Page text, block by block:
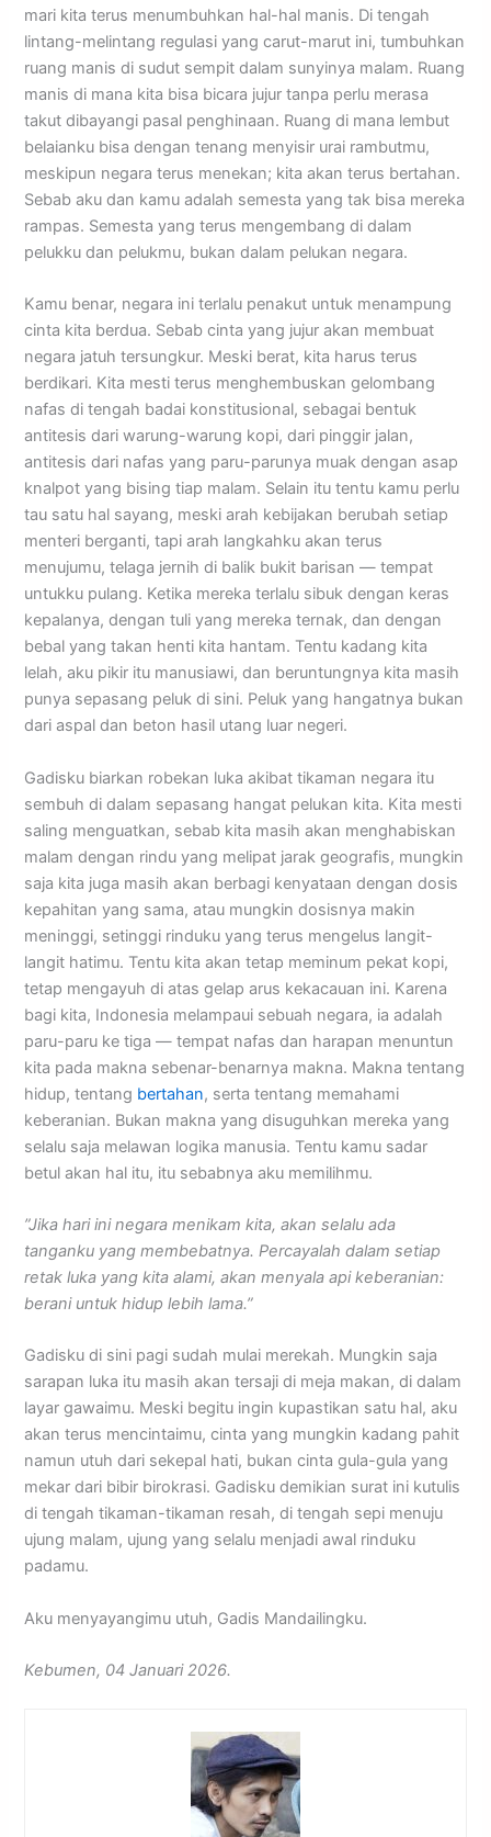
mari kita terus menumbuhkan hal-hal manis. Di tengah
lintang-melintang regulasi yang carut-marut ini, tumbuhkan
ruang manis di sudut sempit dalam sunyinya malam. Ruang
manis di mana kita bisa bicara jujur tanpa perlu merasa
takut dibayangi pasal penghinaan. Ruang di mana lembut
belaianku bisa dengan tenang menyisir urai rambutmu,
meskipun negara terus menekan; kita akan terus bertahan.
Sebab aku dan kamu adalah semesta yang tak bisa mereka
rampas. ​Semesta yang terus mengembang di dalam
pelukku dan pelukmu, bukan dalam pelukan negara.
Kamu benar, negara ini terlalu penakut untuk menampung
cinta kita berdua. Sebab cinta yang jujur akan membuat
negara jatuh tersungkur. Meski berat, kita harus terus
berdikari. Kita mesti terus menghembuskan gelombang
nafas di tengah badai konstitusional, sebagai bentuk
antitesis dari warung-warung kopi, dari pinggir jalan,
antitesis dari nafas yang paru-parunya muak dengan asap
knalpot yang bising tiap malam. Selain itu tentu kamu perlu
tau satu hal sayang, ​meski arah kebijakan berubah setiap
menteri berganti, tapi arah langkahku akan terus
menujumu, telaga jernih di balik bukit barisan — tempat
untukku pulang. Ketika mereka terlalu sibuk dengan keras
kepalanya, dengan tuli yang mereka ternak, dan dengan
bebal yang takan henti kita hantam. Tentu kadang kita
lelah, aku pikir itu manusiawi, dan beruntungnya kita masih
punya sepasang peluk di sini. Peluk yang hangatnya bukan
dari aspal dan beton hasil utang luar negeri.
Gadisku biarkan robekan luka akibat tikaman negara itu
sembuh di dalam sepasang hangat pelukan kita. Kita mesti
saling menguatkan, sebab kita masih akan menghabiskan
malam dengan rindu yang melipat jarak geografis, mungkin
saja kita juga masih akan berbagi kenyataan dengan dosis
kepahitan yang sama, atau mungkin dosisnya makin
meninggi, setinggi rinduku yang terus mengelus langit-
langit hatimu. Tentu kita akan tetap meminum pekat kopi,
tetap mengayuh di atas gelap arus kekacauan ini. Karena
bagi kita, Indonesia melampaui sebuah negara, ia adalah
paru-paru ke tiga — tempat nafas dan harapan menuntun
kita pada makna sebenar-benarnya makna. Makna tentang
hidup, tentang bertahan, serta tentang memahami
keberanian. Bukan makna yang disuguhkan mereka yang
selalu saja melawan logika manusia. Tentu kamu sadar
betul akan hal itu, itu sebabnya aku memilihmu.
​”Jika hari ini negara menikam kita, akan selalu ada
tanganku yang membebatnya. Percayalah dalam setiap
retak luka yang kita alami, akan menyala api keberanian:
berani untuk hidup lebih lama.”
Gadisku di sini pagi sudah mulai merekah. Mungkin saja
sarapan luka itu masih akan tersaji di meja makan, di dalam
layar gawaimu. Meski begitu ingin kupastikan satu hal, aku
akan terus mencintaimu, cinta yang mungkin kadang pahit
namun utuh dari sekepal hati, bukan cinta gula-gula yang
mekar dari bibir birokrasi. Gadisku demikian surat ini kutulis
di tengah tikaman-tikaman resah, di tengah sepi menuju
ujung malam, ujung yang selalu menjadi awal rinduku
padamu.
Aku menyayangimu utuh, Gadis Mandailingku.
Kebumen, 04 Januari 2026.